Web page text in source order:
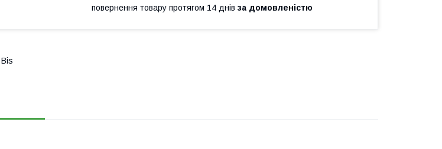
повернення товару протягом 14 днів за домовленістю